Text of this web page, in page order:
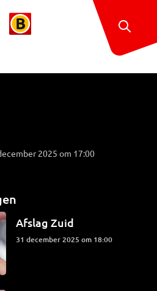
2025 om 17:00
Afslag Zuid
31 december 2025 om 18:00